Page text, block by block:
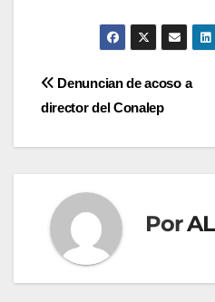
Navegación
Denuncian de acoso a
director del Conalep
Por